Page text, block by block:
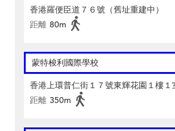
香港羅便臣道７６號（舊址重建中）
距離 80m
蒙特梭利國際學校
香港上環普仁街１７號東輝花園１樓１
距離 350m